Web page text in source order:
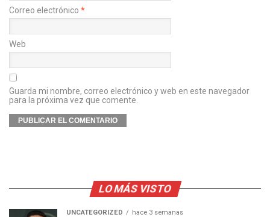
Correo electrónico *
Web
Guarda mi nombre, correo electrónico y web en este navegador
para la próxima vez que comente.
LO MÁS VISTO
UNCATEGORIZED hace 3 semanas